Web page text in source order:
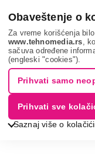
Obaveštenje o
Za vreme korišćenja
www.tehnomedia.rs ,
sačuva određene
(engleski "cookies").
Saznaj više o
Prihvati samo
Prihvati sve
It & gaming